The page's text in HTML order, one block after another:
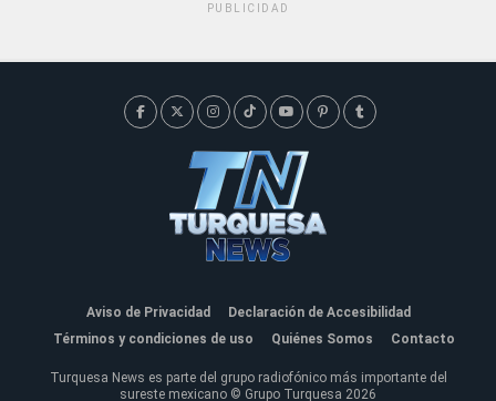
PUBLICIDAD
Aviso de Privacidad
Declaración de Accesibilidad
Términos y condiciones de uso
Quiénes Somos Contacto
Turquesa News es parte del grupo radiofónico más importante del
sureste mexicano © Grupo Turquesa 2026